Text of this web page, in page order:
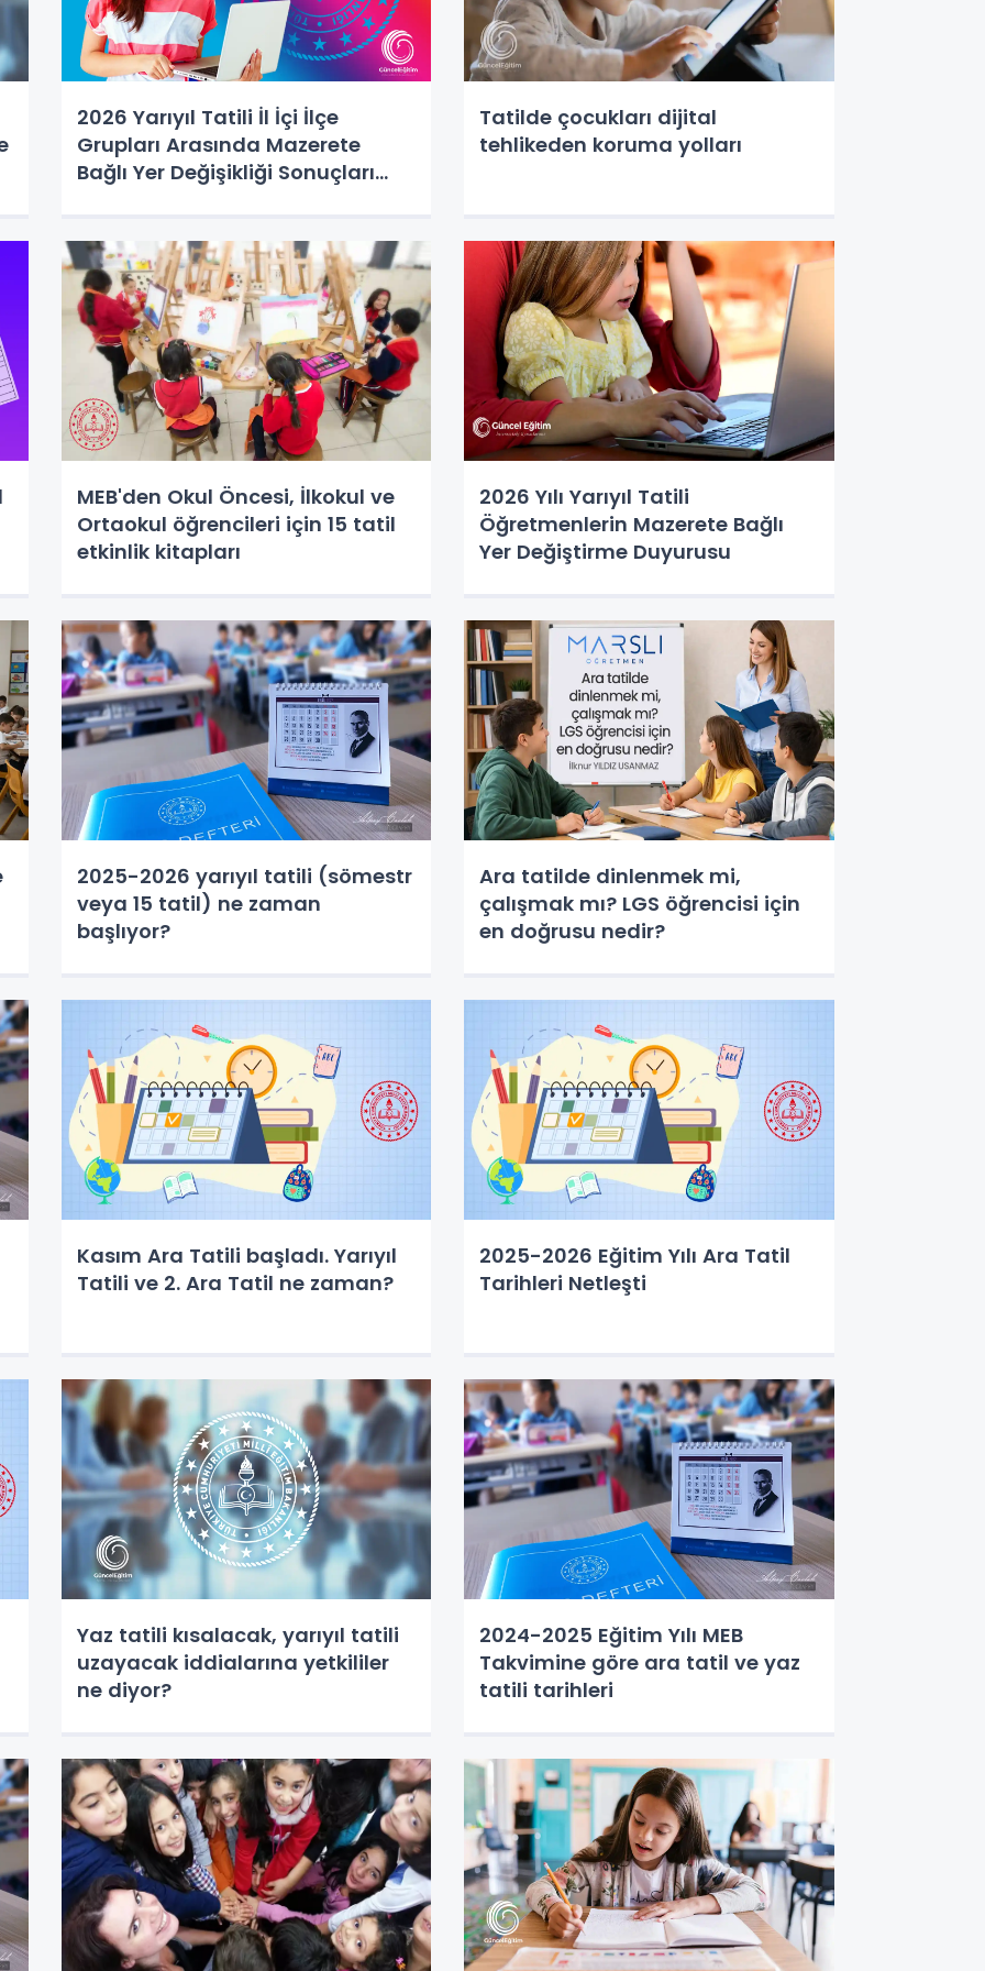
2026 Yarıyıl Tatili İl İçi İlçe
Grupları Arasında Mazerete
Bağlı Yer Değişikliği Sonuçları
Tatilde çocukları dijital
tehlikeden koruma yolları
MEB'den Okul Öncesi, İlkokul ve
Ortaokul öğrencileri için 15 tatil
etkinlik kitapları
2026 Yılı Yarıyıl Tatili
Öğretmenlerin Mazerete Bağlı
Yer Değiştirme Duyurusu
2025-2026 yarıyıl tatili (sömestr
veya 15 tatil) ne zaman
başlıyor?
Ara tatilde dinlenmek mi,
çalışmak mı? LGS öğrencisi için
en doğrusu nedir?
Kasım Ara Tatili başladı. Yarıyıl
Tatili ve 2. Ara Tatil ne zaman?
2025-2026 Eğitim Yılı Ara Tatil
Tarihleri Netleşti
Yaz tatili kısalacak, yarıyıl tatili
uzayacak iddialarına yetkililer
ne diyor?
2024-2025 Eğitim Yılı MEB
Takvimine göre ara tatil ve yaz
tatili tarihleri